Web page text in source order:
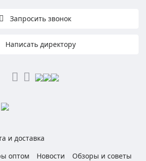
Запросить звонок
Написать директору
и доставка
оптом
Новости
Обзоры и советы